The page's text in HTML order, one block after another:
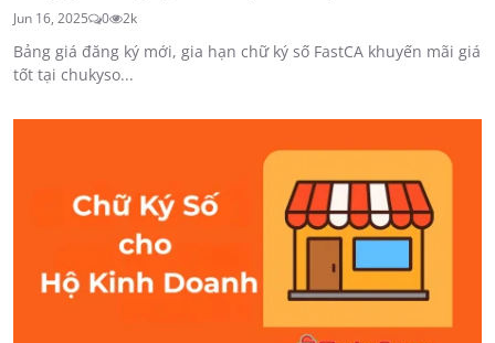
Jun 16, 2025 0 2k
Bảng giá đăng ký mới, gia hạn chữ ký số FastCA khuyến mãi giá
tốt tại chukyso...